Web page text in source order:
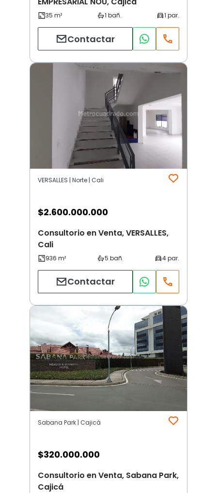
Contactar
VERSALLES | Norte | Cali
$2.600.000.000
Consultorio en Venta, VERSALLES,
Cali
Contactar
Sabana Park | Cajicá
$320.000.000
Consultorio en Venta, Sabana Park,
Cajicá